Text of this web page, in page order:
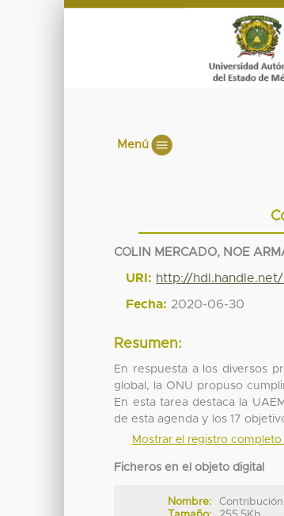
Menú
COLIN MERCADO, NOE
URI: http://
Fecha: 2020-06-30
Resumen:
En respuesta a los diversos
global, la ONU propuso
En esta tarea destaca la
de esta agenda y los 17
Mostrar el registro
Ficheros en el objeto digital
Nombre: